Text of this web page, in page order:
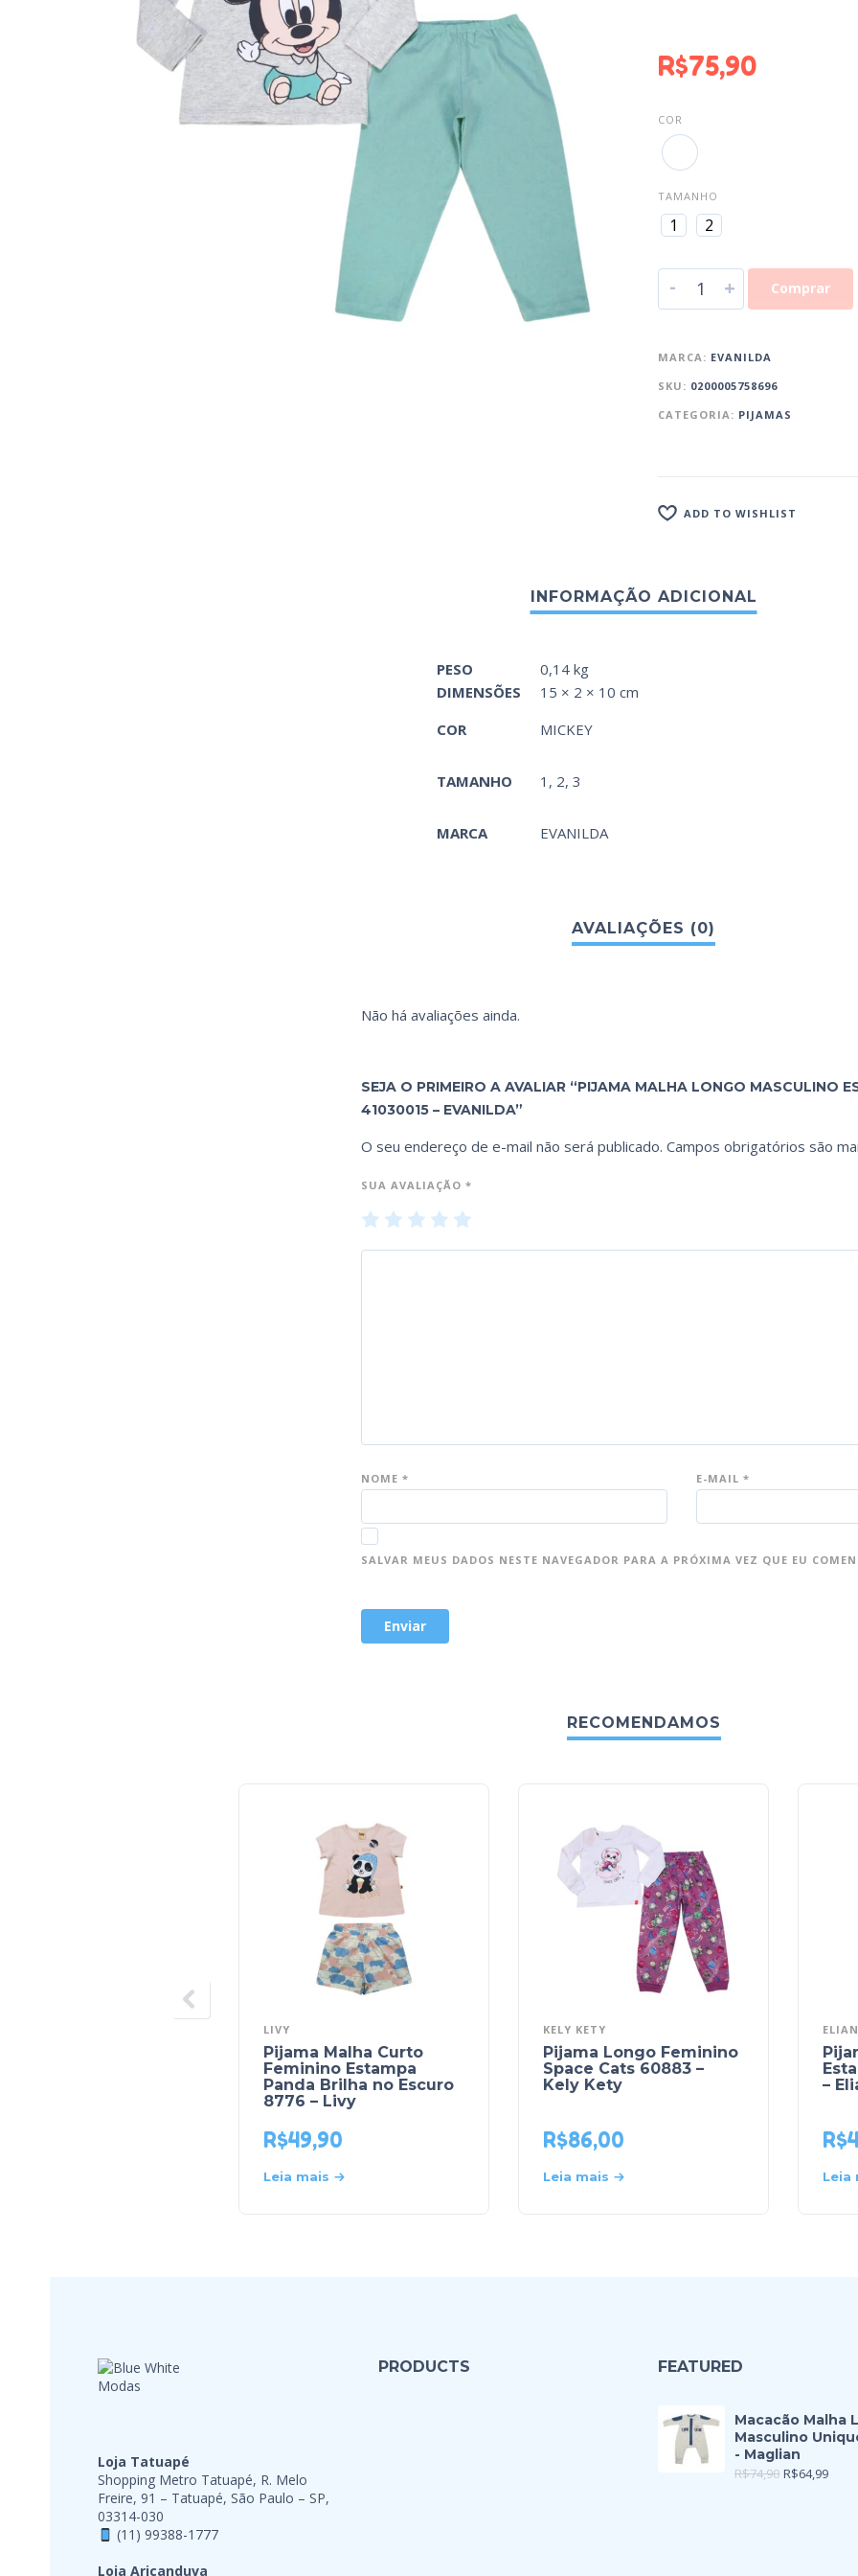
R$75,90
COR
TAMANHO
1 2
- + Comprar
MARCA: EVANILDA
SKU: 0200005758696
CATEGORIA: PIJAMAS
ADD TO WISHLIST
PESO
0,14 kg
DIMENSÕES
15 × 2 × 10 cm
COR
MICKEY
TAMANHO 1, 2, 3
MARCA EVANILDA
Não há avaliações ainda.
SEJA O PRIMEIRO A AVALIAR “PIJAMA MALHA LONGO MASCULINO
41030015 – EVANILDA”
O seu endereço de e-mail não será publicado. Campos obrigatórios são
SUA AVALIAÇÃO *
1 2 3 4
NOME * E-MAIL *
SALVAR MEUS DADOS NESTE NAVEGADOR PARA A PRÓXIMA VEZ QUE EU
RECOMENDAMOS
LIVY
Pijama Malha Curto
Feminino Estampa
Panda Brilha no Escuro
8776 – Livy
R$49,90
Leia mais
KELY KETY
Pijama Longo Feminino
Space Cats 60883 –
Kely Kety
R$86,00
Leia mais
ELIAN
–
R$
Leia
Loja Tatuapé
Shopping Metro Tatuapé, R. Melo
Freire, 91 – Tatuapé, São Paulo – SP,
03314-030
(11) 99388-1777
Loja Aricanduva
PRODUCTS FEATURED
Macacão Malha
Masculino
- Maglian
R$74,90 R$64,99